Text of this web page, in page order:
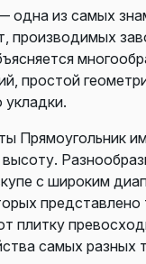
одна из самых
производимых
простой
укладки.
Прямоугольник
с широким
представлено
плитку
самых разных